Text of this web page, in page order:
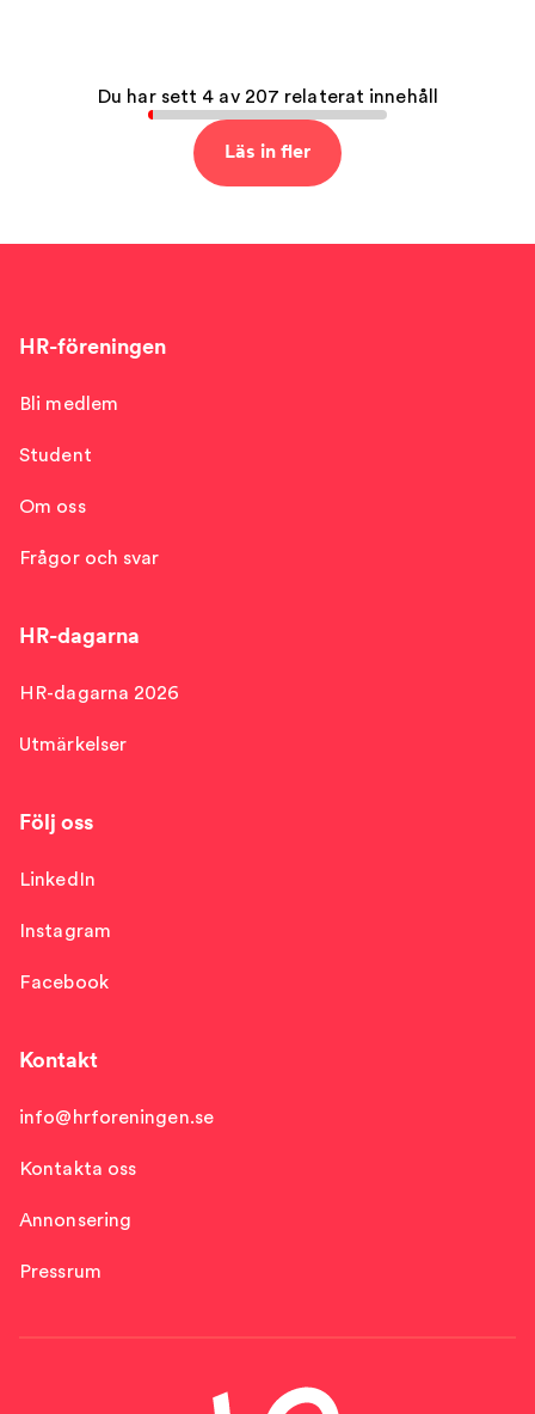
Du har sett 4 av 207 relaterat innehåll
Läs in fler
HR-föreningen
Bli medlem
Student
Om oss
Frågor och svar
HR-dagarna
HR-dagarna 2026
Utmärkelser
Följ oss
LinkedIn
Instagram
Facebook
Kontakt
info@hrforeningen.se
Kontakta oss
Annonsering
Pressrum